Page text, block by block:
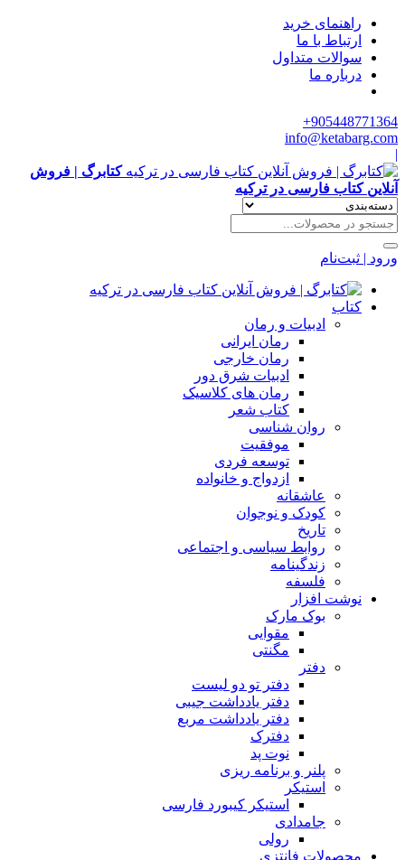
راهنمای خرید
ارتباط با ما
سوالات متداول
درباره ما
905448771364+
info@ketabarg.com
|
کتابرگ | فروش
آنلاین کتاب فارسی در ترکیه
ورود | ثبت‌نام
کتاب
ادبیات و رمان
رمان ایرانی
رمان خارجی
ادبیات شرق دور
رمان های کلاسیک
کتاب شعر
روان شناسی
موفقیت
توسعه فردی
ازدواج و خانواده
عاشقانه
کودک و نوجوان
تاریخ
روابط سیاسی و اجتماعی
زندگینامه
فلسفه
نوشت افزار
بوک مارک
مقوایی
مگنتی
دفتر
دفتر تو دو لیست
دفتر یادداشت جیبی
دفتر یادداشت مربع
دفترک
نوت پد
پلنر و برنامه ریزی
استیکر
استیکر کیبورد فارسی
جامدادی
رولی
محصولات فانتزی